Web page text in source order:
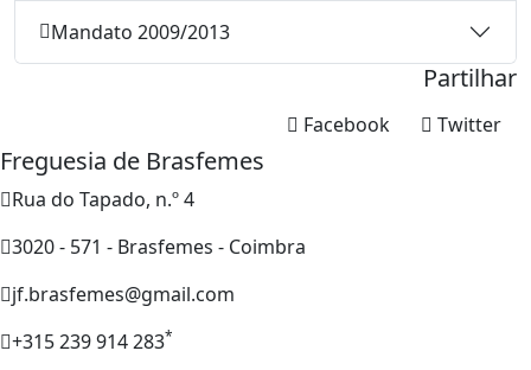
Mandato 2009/2013
Partilhar
Twitter
Facebook
Freguesia de Brasfemes
Rua do Tapado, n.º 4
3020 - 571 - Brasfemes - Coimbra
jf.brasfemes@gmail.com
+315 239 914 283*